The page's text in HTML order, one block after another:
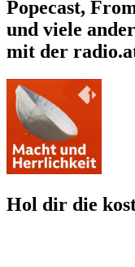
Popecast,
und viele
mit der
Hol dir die